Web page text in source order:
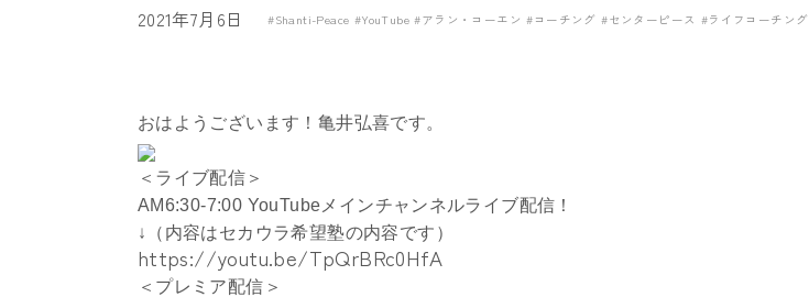
2021年7月6日 Shanti-Peace YouTube アラン・コーエン コーチング センターピース ライフコーチング
おはようございます！亀井弘喜です。
＜ライブ配信＞
AM6:30-7:00 YouTubeメインチャンネルライブ配信！
↓（内容はセカウラ希望塾の内容です）
https://youtu.be/TpQrBRc0HfA
＜プレミア配信＞